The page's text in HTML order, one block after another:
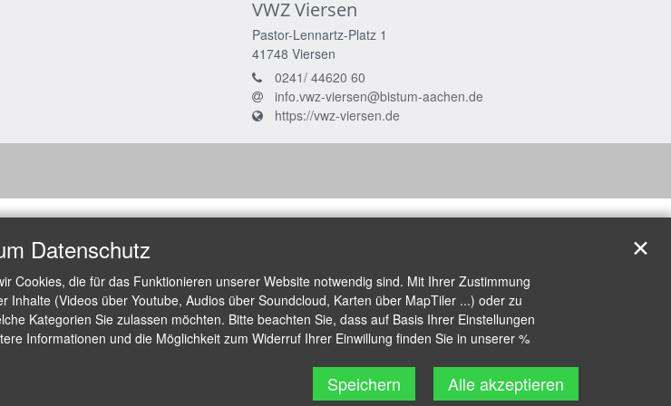
VWZ Viersen
Pastor-Lennartz-Platz 1
41748 Viersen
0241/ 44620 60
info.vwz-viersen@bistum-aachen.de
https://vwz-viersen.de
Datenschutz
Cookies, die für das Funktionieren unserer Website notwendig sind. Mit Ihrer Zustimmung
(Videos über Youtube, Audios über Soundcloud, Karten über MapTiler ...) oder zu
Kategorien Sie zulassen möchten. Bitte beachten Sie, dass auf Basis Ihrer Einstellungen
Informationen und die Möglichkeit zum Widerruf Ihrer Einwillung finden Sie in unserer %
Speichern Alle akzeptieren
✕